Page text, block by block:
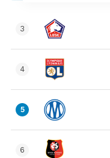
3
4
5
6